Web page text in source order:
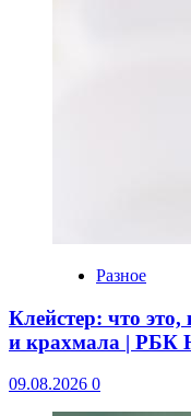
Разное
Клейстер: что
и крахмала | РБК
09.08.2026 0